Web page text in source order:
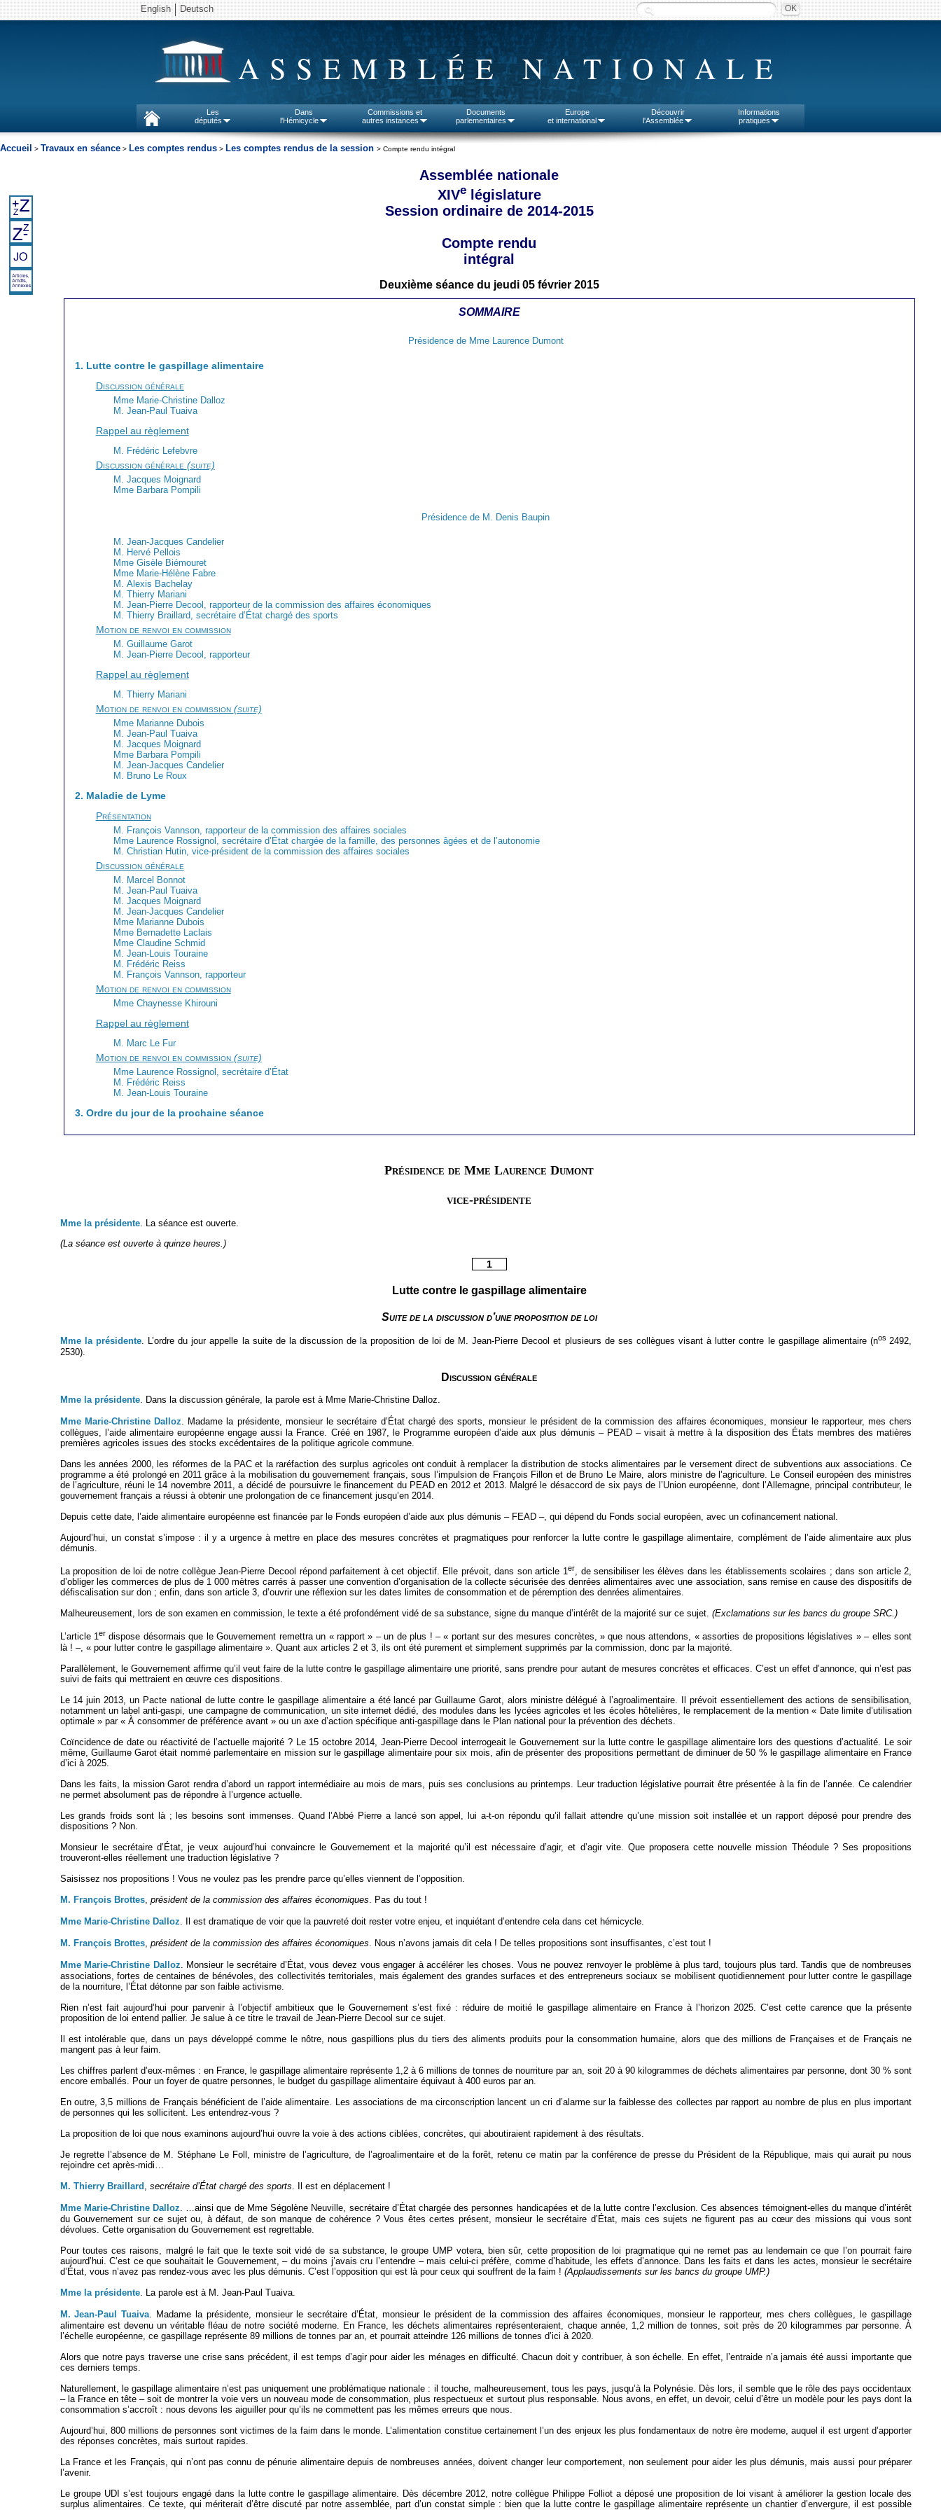
English Deutsch
ASSEMBLÉE NATIONALE
Les
députés
Dans
l'Hémicycle
Commissions et
autres instances
Documents
parlementaires
Europe
et international
Découvrir
l'Assemblée
Informations
pratiques
Accueil > Travaux en séance > Les comptes rendus > Les comptes rendus de la session > Compte rendu intégral
Assemblée nationale
XIVelégislature
Session ordinaire de 2014-2015
Compte rendu
intégral
Deuxième séance du jeudi 05 février 2015
SOMMAIRE
Présidence de Mme Laurence Dumont
1. Lutte contre le gaspillage alimentaire
Discussion générale
Mme Marie-Christine Dalloz
M. Jean-Paul Tuaiva
Rappel au règlement
M. Frédéric Lefebvre
Discussion générale (suite)
M. Jacques Moignard
Mme Barbara Pompili
Présidence de M. Denis Baupin
M. Jean-Jacques Candelier
M. Hervé Pellois
Mme Gisèle Biémouret
Mme Marie-Hélène Fabre
M. Alexis Bachelay
M. Thierry Mariani
M. Jean-Pierre Decool, rapporteur de la commission des affaires économiques
M. Thierry Braillard, secrétaire d’État chargé des sports
Motion de renvoi en commission
M. Guillaume Garot
M. Jean-Pierre Decool, rapporteur
Rappel au règlement
M. Thierry Mariani
Motion de renvoi en commission (suite)
Mme Marianne Dubois
M. Jean-Paul Tuaiva
M. Jacques Moignard
Mme Barbara Pompili
M. Jean-Jacques Candelier
M. Bruno Le Roux
2. Maladie de Lyme
Présentation
M. François Vannson, rapporteur de la commission des affaires sociales
Mme Laurence Rossignol, secrétaire d’État chargée de la famille, des personnes âgées et de l’autonomie
M. Christian Hutin, vice-président de la commission des affaires sociales
Discussion générale
M. Marcel Bonnot
M. Jean-Paul Tuaiva
M. Jacques Moignard
M. Jean-Jacques Candelier
Mme Marianne Dubois
Mme Bernadette Laclais
Mme Claudine Schmid
M. Jean-Louis Touraine
M. Frédéric Reiss
M. François Vannson, rapporteur
Motion de renvoi en commission
Mme Chaynesse Khirouni
Rappel au règlement
M. Marc Le Fur
Motion de renvoi en commission (suite)
Mme Laurence Rossignol, secrétaire d’État
M. Frédéric Reiss
M. Jean-Louis Touraine
3. Ordre du jour de la prochaine séance
Présidence de Mme Laurence Dumont
vice-présidente
Mme la présidente. La séance est ouverte.
(La séance est ouverte à quinze heures.)
1
Lutte contre le gaspillage alimentaire
Suite de la discussion d’une proposition de loi
Mme la présidente. L’ordre du jour appelle la suite de la discussion de la proposition de loi de M. Jean-Pierre Decool et plusieurs de ses collègues visant à lutter contre le gaspillage alimentaire (nos 2492,
2530).
Discussion générale
Mme la présidente. Dans la discussion générale, la parole est à Mme Marie-Christine Dalloz.
Mme Marie-Christine Dalloz. Madame la présidente, monsieur le secrétaire d’État chargé des sports, monsieur le président de la commission des affaires économiques, monsieur le rapporteur, mes chers
collègues, l’aide alimentaire européenne engage aussi la France. Créé en 1987, le Programme européen d’aide aux plus démunis – PEAD – visait à mettre à la disposition des États membres des matières
premières agricoles issues des stocks excédentaires de la politique agricole commune.
Dans les années 2000, les réformes de la PAC et la raréfaction des surplus agricoles ont conduit à remplacer la distribution de stocks alimentaires par le versement direct de subventions aux associations. Ce
programme a été prolongé en 2011 grâce à la mobilisation du gouvernement français, sous l’impulsion de François Fillon et de Bruno Le Maire, alors ministre de l’agriculture. Le Conseil européen des ministres
de l’agriculture, réuni le 14 novembre 2011, a décidé de poursuivre le financement du PEAD en 2012 et 2013. Malgré le désaccord de six pays de l’Union européenne, dont l’Allemagne, principal contributeur, le
gouvernement français a réussi à obtenir une prolongation de ce financement jusqu’en 2014.
Depuis cette date, l’aide alimentaire européenne est financée par le Fonds européen d’aide aux plus démunis – FEAD –, qui dépend du Fonds social européen, avec un cofinancement national.
Aujourd’hui, un constat s’impose : il y a urgence à mettre en place des mesures concrètes et pragmatiques pour renforcer la lutte contre le gaspillage alimentaire, complément de l’aide alimentaire aux plus
démunis.
La proposition de loi de notre collègue Jean-Pierre Decool répond parfaitement à cet objectif. Elle prévoit, dans son article 1er, de sensibiliser les élèves dans les établissements scolaires ; dans son article 2,
d’obliger les commerces de plus de 1 000 mètres carrés à passer une convention d’organisation de la collecte sécurisée des denrées alimentaires avec une association, sans remise en cause des dispositifs de
défiscalisation sur don ; enfin, dans son article 3, d’ouvrir une réflexion sur les dates limites de consommation et de péremption des denrées alimentaires.
Malheureusement, lors de son examen en commission, le texte a été profondément vidé de sa substance, signe du manque d’intérêt de la majorité sur ce sujet. (Exclamations sur les bancs du groupe SRC.)
L’article 1er dispose désormais que le Gouvernement remettra un « rapport » – un de plus ! – « portant sur des mesures concrètes, » que nous attendons, « assorties de propositions législatives » – elles sont
là ! –, « pour lutter contre le gaspillage alimentaire ». Quant aux articles 2 et 3, ils ont été purement et simplement supprimés par la commission, donc par la majorité.
Parallèlement, le Gouvernement affirme qu’il veut faire de la lutte contre le gaspillage alimentaire une priorité, sans prendre pour autant de mesures concrètes et efficaces. C’est un effet d’annonce, qui n’est pas
suivi de faits qui mettraient en œuvre ces dispositions.
Le 14 juin 2013, un Pacte national de lutte contre le gaspillage alimentaire a été lancé par Guillaume Garot, alors ministre délégué à l’agroalimentaire. Il prévoit essentiellement des actions de sensibilisation,
notamment un label anti-gaspi, une campagne de communication, un site internet dédié, des modules dans les lycées agricoles et les écoles hôtelières, le remplacement de la mention « Date limite d’utilisation
optimale » par « À consommer de préférence avant » ou un axe d’action spécifique anti-gaspillage dans le Plan national pour la prévention des déchets.
Coïncidence de date ou réactivité de l’actuelle majorité ? Le 15 octobre 2014, Jean-Pierre Decool interrogeait le Gouvernement sur la lutte contre le gaspillage alimentaire lors des questions d’actualité. Le soir
même, Guillaume Garot était nommé parlementaire en mission sur le gaspillage alimentaire pour six mois, afin de présenter des propositions permettant de diminuer de 50 % le gaspillage alimentaire en France
d’ici à 2025.
Dans les faits, la mission Garot rendra d’abord un rapport intermédiaire au mois de mars, puis ses conclusions au printemps. Leur traduction législative pourrait être présentée à la fin de l’année. Ce calendrier
ne permet absolument pas de répondre à l’urgence actuelle.
Les grands froids sont là ; les besoins sont immenses. Quand l’Abbé Pierre a lancé son appel, lui a-t-on répondu qu’il fallait attendre qu’une mission soit installée et un rapport déposé pour prendre des
dispositions ? Non.
Monsieur le secrétaire d’État, je veux aujourd’hui convaincre le Gouvernement et la majorité qu’il est nécessaire d’agir, et d’agir vite. Que proposera cette nouvelle mission Théodule ? Ses propositions
trouveront-elles réellement une traduction législative ?
Saisissez nos propositions ! Vous ne voulez pas les prendre parce qu’elles viennent de l’opposition.
M. François Brottes, président de la commission des affaires économiques . Pas du tout !
Mme Marie-Christine Dalloz . Il est dramatique de voir que la pauvreté doit rester votre enjeu, et inquiétant d’entendre cela dans cet hémicycle.
M. François Brottes, président de la commission des affaires économiques . Nous n’avons jamais dit cela ! De telles propositions sont insuffisantes, c’est tout !
Mme Marie-Christine Dalloz . Monsieur le secrétaire d’État, vous devez vous engager à accélérer les choses. Vous ne pouvez renvoyer le problème à plus tard, toujours plus tard. Tandis que de nombreuses
associations, fortes de centaines de bénévoles, des collectivités territoriales, mais également des grandes surfaces et des entrepreneurs sociaux se mobilisent quotidiennement pour lutter contre le gaspillage
de la nourriture, l’État détonne par son faible activisme.
Rien n’est fait aujourd’hui pour parvenir à l’objectif ambitieux que le Gouvernement s’est fixé : réduire de moitié le gaspillage alimentaire en France à l’horizon 2025. C’est cette carence que la présente
proposition de loi entend pallier. Je salue à ce titre le travail de Jean-Pierre Decool sur ce sujet.
Il est intolérable que, dans un pays développé comme le nôtre, nous gaspillions plus du tiers des aliments produits pour la consommation humaine, alors que des millions de Françaises et de Français ne
mangent pas à leur faim.
Les chiffres parlent d’eux-mêmes : en France, le gaspillage alimentaire représente 1,2 à 6 millions de tonnes de nourriture par an, soit 20 à 90 kilogrammes de déchets alimentaires par personne, dont 30 % sont
encore emballés. Pour un foyer de quatre personnes, le budget du gaspillage alimentaire équivaut à 400 euros par an.
En outre, 3,5 millions de Français bénéficient de l’aide alimentaire. Les associations de ma circonscription lancent un cri d’alarme sur la faiblesse des collectes par rapport au nombre de plus en plus important
de personnes qui les sollicitent. Les entendrez-vous ?
La proposition de loi que nous examinons aujourd’hui ouvre la voie à des actions ciblées, concrètes, qui aboutiraient rapidement à des résultats.
Je regrette l’absence de M. Stéphane Le Foll, ministre de l’agriculture, de l’agroalimentaire et de la forêt, retenu ce matin par la conférence de presse du Président de la République, mais qui aurait pu nous
rejoindre cet après-midi…
M. Thierry Braillard
secrétaire d’État chargé des sports . Il est en déplacement !
Mme Marie-Christine Dalloz . …ainsi que de Mme Ségolène Neuville, secrétaire d’État chargée des personnes handicapées et de la lutte contre l’exclusion. Ces absences témoignent-elles du manque d’intérêt
du Gouvernement sur ce sujet ou, à défaut, de son manque de cohérence ? Vous êtes certes présent, monsieur le secrétaire d’État, mais ces sujets ne figurent pas au cœur des missions qui vous sont
dévolues. Cette organisation du Gouvernement est regrettable.
Pour toutes ces raisons, malgré le fait que le texte soit vidé de sa substance, le groupe UMP votera, bien sûr, cette proposition de loi pragmatique qui ne remet pas au lendemain ce que l’on pourrait faire
aujourd’hui. C’est ce que souhaitait le Gouvernement, – du moins j’avais cru l’entendre – mais celui-ci préfère, comme d’habitude, les effets d’annonce. Dans les faits et dans les actes, monsieur le secrétaire
d’État, vous n’avez pas rendez-vous avec les plus démunis. C’est l’opposition qui est là pour ceux qui souffrent de la faim ! (Applaudissements sur les bancs du groupe UMP.)
Mme la présidente. La parole est à M. Jean-Paul Tuaiva.
M. Jean-Paul Tuaiva . Madame la présidente, monsieur le secrétaire d’État, monsieur le président de la commission des affaires économiques, monsieur le rapporteur, mes chers collègues, le gaspillage
alimentaire est devenu un véritable fléau de notre société moderne. En France, les déchets alimentaires représenteraient, chaque année, 1,2 million de tonnes, soit près de 20 kilogrammes par personne. À
l’échelle européenne, ce gaspillage représente 89 millions de tonnes par an, et pourrait atteindre 126 millions de tonnes d’ici à 2020.
Alors que notre pays traverse une crise sans précédent, il est temps d’agir pour aider les ménages en difficulté. Chacun doit y contribuer, à son échelle. En effet, l’entraide n’a jamais été aussi importante que
ces derniers temps.
Naturellement, le gaspillage alimentaire n’est pas uniquement une problématique nationale : il touche, malheureusement, tous les pays, jusqu’à la Polynésie. Dès lors, il semble que le rôle des pays occidentaux
– la France en tête – soit de montrer la voie vers un nouveau mode de consommation, plus respectueux et surtout plus responsable. Nous avons, en effet, un devoir, celui d’être un modèle pour les pays dont la
consommation s’accroît : nous devons les aiguiller pour qu’ils ne commettent pas les mêmes erreurs que nous.
Aujourd’hui, 800 millions de personnes sont victimes de la faim dans le monde. L’alimentation constitue certainement l’un des enjeux les plus fondamentaux de notre ère moderne, auquel il est urgent d’apporter
des réponses concrètes, mais surtout rapides.
La France et les Français, qui n’ont pas connu de pénurie alimentaire depuis de nombreuses années, doivent changer leur comportement, non seulement pour aider les plus démunis, mais aussi pour préparer
l’avenir.
Le groupe UDI s’est toujours engagé dans la lutte contre le gaspillage alimentaire. Dès décembre 2012, notre collègue Philippe Folliot a déposé une proposition de loi visant à améliorer la gestion locale des
surplus alimentaires. Ce texte, qui mériterait d’être discuté par notre assemblée, part d’un constat simple : bien que la lutte contre le gaspillage alimentaire représente un chantier d’envergure, il est possible